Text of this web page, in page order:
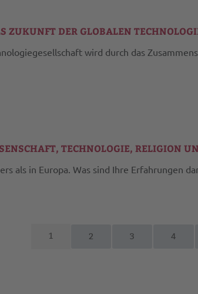
ZUKUNFT DER GLOBALEN
wird durch das
TECHNOLOGIE, RELIGION
als in Europa. Was sind Ihre Erfahrungen
1 2 3 4